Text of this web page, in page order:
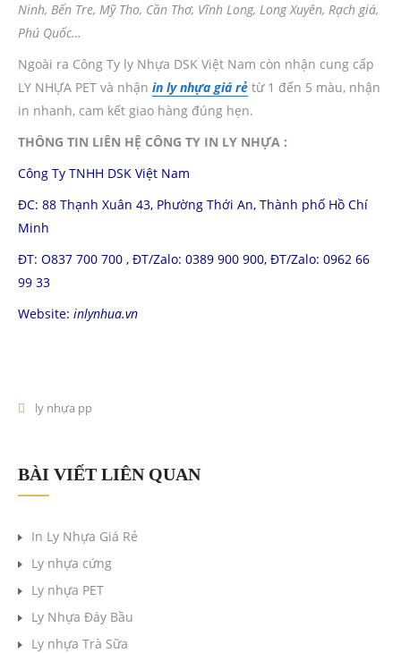
Ninh, Bến Tre, Mỹ Tho, Cần Thơ, Vĩnh Long, Long Xuyên, Rạch giá,
Phú Quốc…
Ngoài ra Công Ty ly Nhựa DSK Việt Nam còn nhận cung cấp
LY NHỰA PET và nhận in ly nhựa giá rẻ từ 1 đến 5 màu, nhận
in nhanh, cam kết giao hàng đúng hẹn.
THÔNG TIN LIÊN HỆ CÔNG TY IN LY NHỰA :
Công Ty TNHH DSK Việt Nam
ĐC: 88 Thạnh Xuân 43, Phường Thới An, Thành phố Hồ Chí
Minh
ĐT: O837 700 700 , ĐT/Zalo: 0389 900 900, ĐT/Zalo: 0962 66
99 33
Website: inlynhua.vn
ly nhựa pp
BÀI VIẾT LIÊN QUAN
In Ly Nhựa Giá Rẻ
Ly nhựa cứng
Ly nhựa PET
Ly Nhựa Đáy Bầu
Ly nhựa Trà Sữa